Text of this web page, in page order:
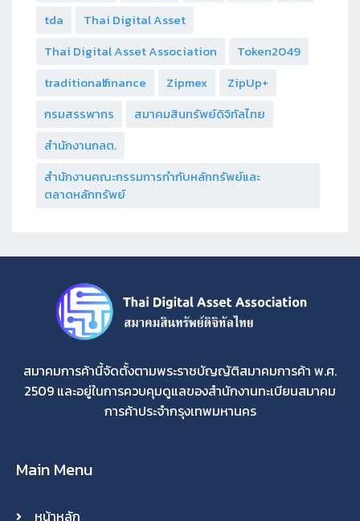
tda
Thai Digital Asset
Thai Digital Asset Association
Token2049
traditionalfinance
Zipmex
ZipUp+
กรมสรรพากร
สมาคมสินทรัพย์ดิจิทัลไทย
สำนักงานกลต.
สำนักงานคณะกรรมการกำกับหลักทรัพย์และ
ตลาดหลักทรัพย์
สมาคมการค้านี้จัดตั้งตามพระราชบัญญัติสมาคมการค้า พ.ศ.
2509 และอยู่ในการควบคุมดูแลของสำนักงานทะเบียนสมาคม
การค้าประจำกรุงเทพมหานคร
Main Menu
หน้าหลัก